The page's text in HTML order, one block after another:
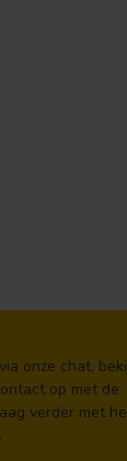
onze chat,
op met de
verder met